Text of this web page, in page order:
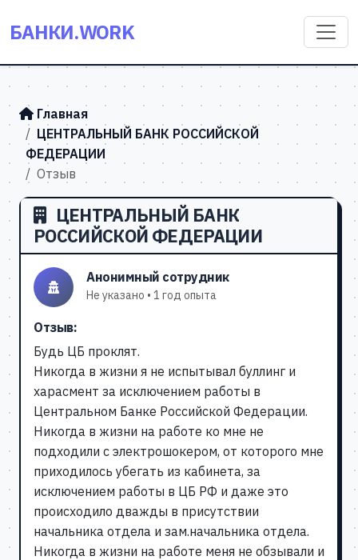
БАНКИ.WORK
Главная
ЦЕНТРАЛЬНЫЙ БАНК РОССИЙСКОЙ
ФЕДЕРАЦИИ
Отзыв
ЦЕНТРАЛЬНЫЙ БАНК
РОССИЙСКОЙ ФЕДЕРАЦИИ
Анонимный сотрудник
Не указано • 1 год опыта
Отзыв:
Будь ЦБ проклят.
Никогда в жизни я не испытывал буллинг и
харасмент за исключением работы в
Центральном Банке Российской Федерации.
Никогда в жизни на работе ко мне не
подходили с электрошокером, от которого мне
приходилось убегать из кабинета, за
исключением работы в ЦБ РФ и даже это
происходило дважды в присутствии
начальника отдела и зам.начальника отдела.
Никогда в жизни на работе меня не обзывали и